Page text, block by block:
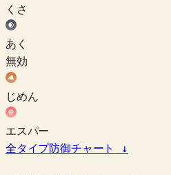
くさ
あく
無効
じめん
エスパー
全タイプ防御チャート
↓